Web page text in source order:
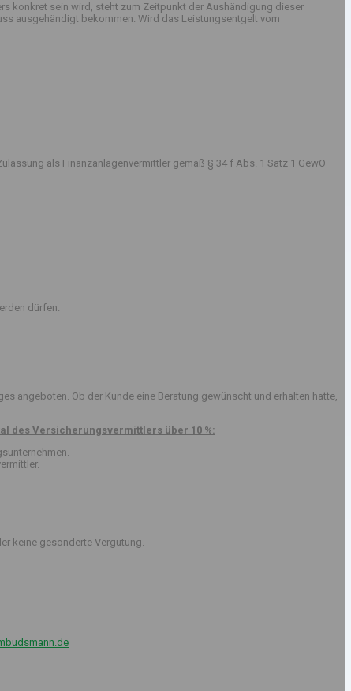
konkret sein wird, steht zum Zeitpunkt der Aushändigung dieser
ausgehändigt bekommen. Wird das Leistungsentgelt vom
als Finanzanlagenvermittler gemäß § 34 f Abs. 1 Satz 1 GewO
dürfen.
angeboten. Ob der Kunde eine Beratung gewünscht und erhalten hatte,
des Versicherungsvermittlers über 10 %:
keine gesonderte Vergütung.